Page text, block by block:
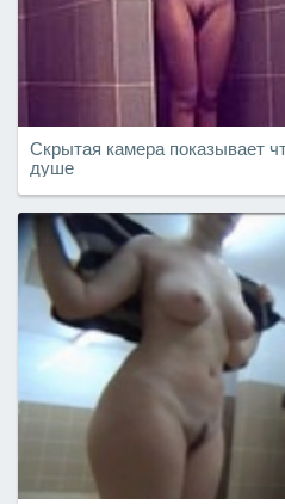
Скрытая камера показывает
душе